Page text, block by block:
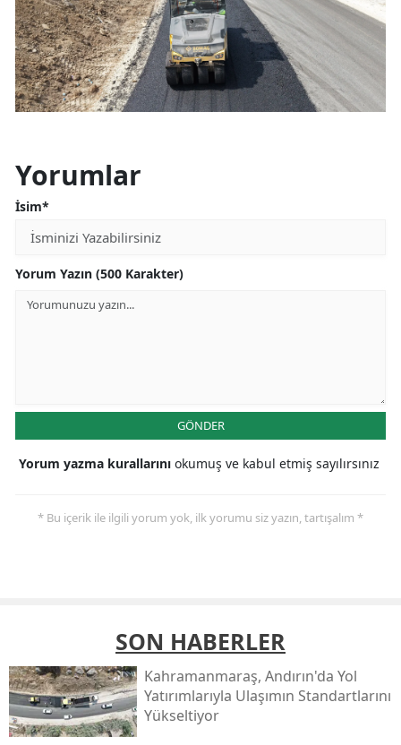
Yorumlar
İsim*
Yorum Yazın (500 Karakter)
GÖNDER
Yorum yazma kurallarını okumuş ve kabul etmiş sayılırsınız
* Bu içerik ile ilgili yorum yok, ilk yorumu siz yazın, tartışalım *
SON HABERLER
Kahramanmaraş, Andırın'da Yol
Yatırımlarıyla Ulaşımın Standartlarını
Yükseltiyor